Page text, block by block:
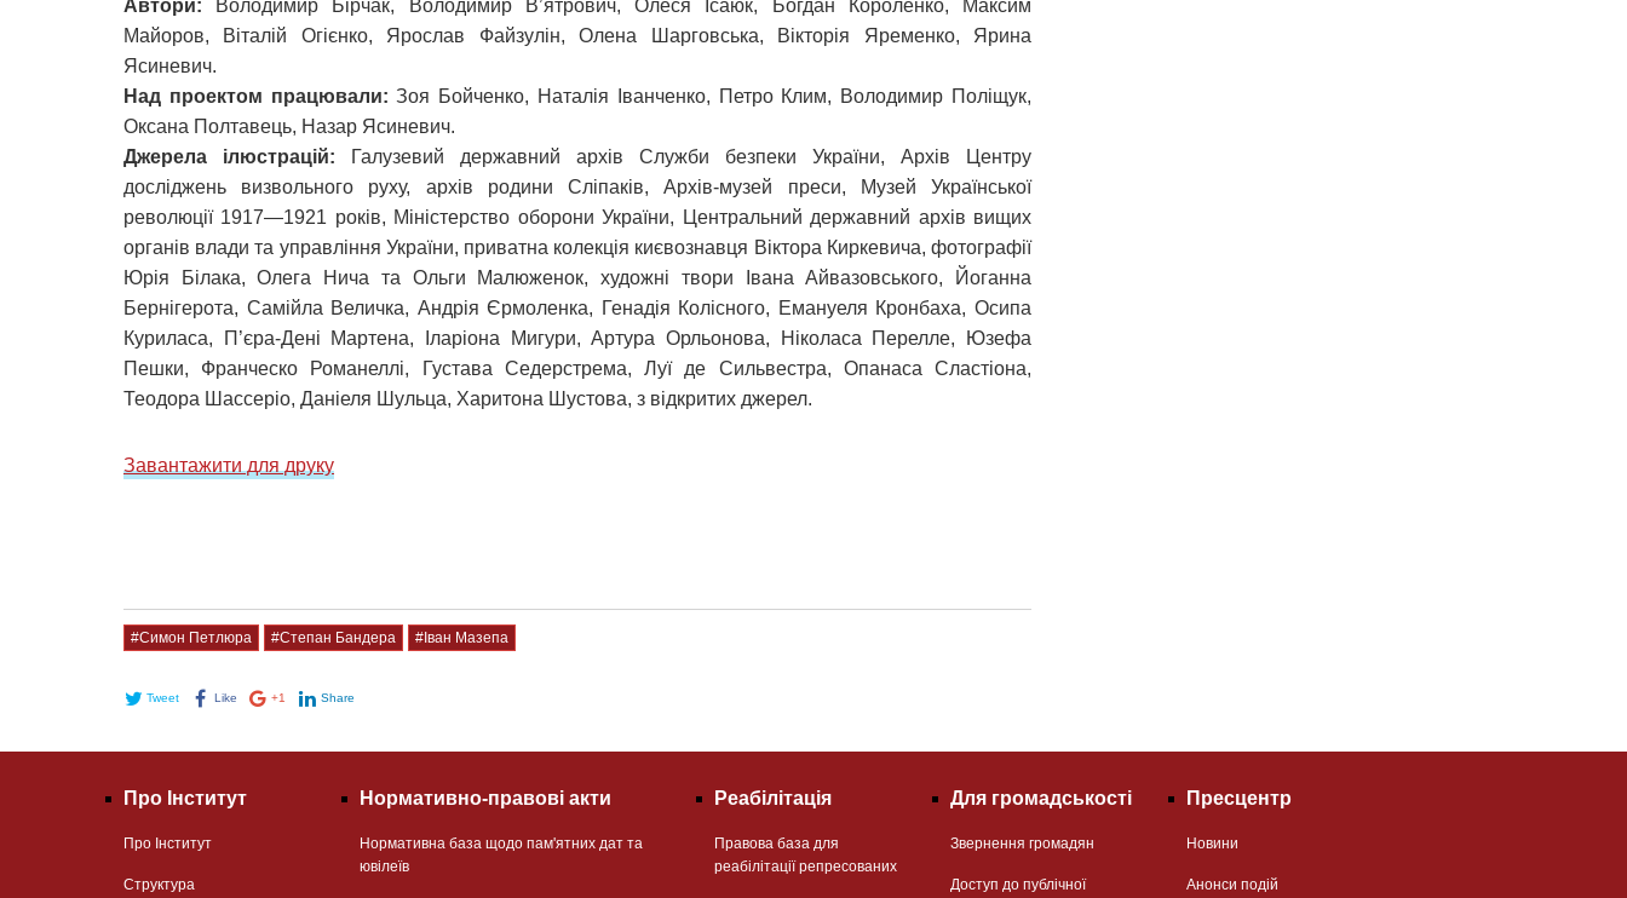
Автори:
Володимир Бірчак, Володимир В’ятрович, Олеся Ісаюк, Богдан Короленко, Максим
Майоров, Віталій Огієнко, Ярослав Файзулін, Олена Шарговська, Вікторія Яременко, Ярина
Ясиневич.
Над проектом працювали:Зоя Бойченко, Наталія Іванченко, Петро Клим, Володимир Поліщук,
Оксана Полтавець, Назар Ясиневич.
Джерела ілюстрацій: Галузевий державний архів Служби безпеки України, Архів Центру
досліджень визвольного руху, архів родини Сліпаків, Архів-музей преси, Музей Української
революції 1917—1921 років, Міністерство оборони України, Центральний державний архів вищих
органів влади та управління України, приватна колекція києвознавця Віктора Киркевича, фотографії
Юрія Білака, Олега Нича та Ольги Малюженок, художні твори Івана Айвазовського, Йоганна
Бернігерота, Самійла Величка, Андрія Єрмоленка, Генадія Колісного, Емануеля Кронбаха, Осипа
Куриласа, П’єра-Дені Мартена, Іларіона Мигури, Артура Орльонова, Ніколаса Перелле, Юзефа
Пешки, Франческо Романеллі, Густава Седерстрема, Луї де Сильвестра, Опанаса Сластіона,
Теодора Шассеріо, Даніеля Шульца, Харитона Шустова, з відкритих джерел.
Завантажити для друку
#Симон Петлюра #Степан Бандера #Іван Мазепа
Tweet Like +1 Share
Про Інститут
Про Інститут
Структура
Нормативно-правові акти
Нормативна база щодо пам'ятних дат та
ювілеїв
Реабілітація
Правова база для
реабілітації репресованих
Для громадськості
Звернення громадян
Доступ до публічної
Пресцентр
Новини
Анонси подій